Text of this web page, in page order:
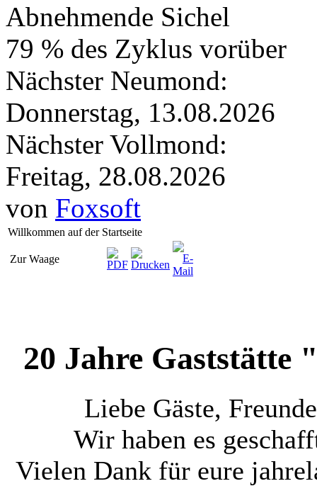
Abnehmende Sichel
79 % des Zyklus vorüber
Nächster Neumond:
Donnerstag, 13.08.2026
Nächster Vollmond:
Freitag, 28.08.2026
von Foxsoft
Willkommen auf der Startseite
Zur Waage
20 Jahre
Liebe Gäste,
Wir haben es
Vielen Dank für eure